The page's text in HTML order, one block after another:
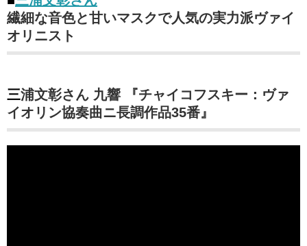
繊細な音色と甘いマスクで人気の実力派ヴァイ
オリニスト
三浦文彰さん 九響 『チャイコフスキー：ヴァ
イオリン協奏曲ニ長調作品35番』